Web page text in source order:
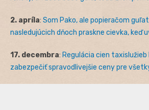
2. apríla: Som Pako, ale popieračom
nasledujúcich dňoch praskne cievka, keď
17. decembra: Regulácia cien
zabezpečiť spravodlivejšie ceny pre